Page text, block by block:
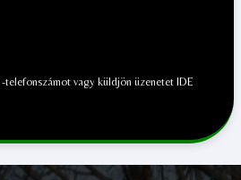
-telefonszámot vagy küldjön üzenetet IDE